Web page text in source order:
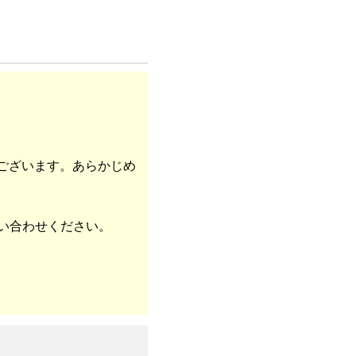
ざいます。あらかじめ
わせください。